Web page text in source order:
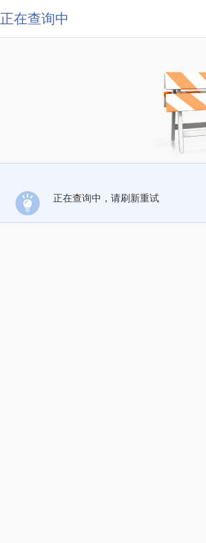
正在查询中
正在查询中，请刷新重试